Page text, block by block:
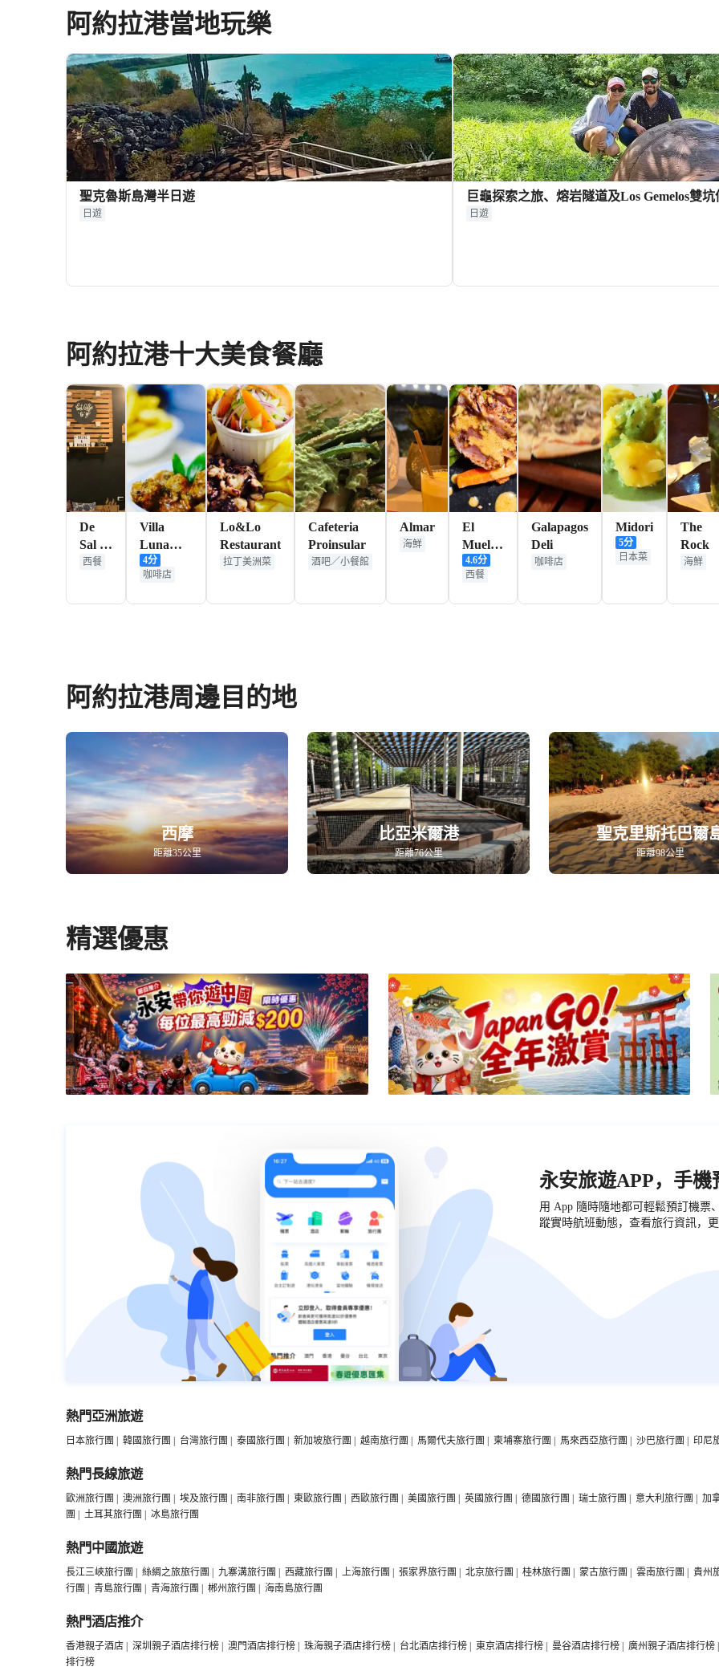
阿約拉港當地玩樂
聖克魯斯島灣半日遊
日遊
巨龜探索之旅、熔岩隧道及Los Gemelos雙坑
日遊
阿約拉港十大美食餐廳
De
Sal y
Dulce
西餐
Villa
Luna
Pub
Artesanal
4分
咖啡店
Lo&Lo
Restaurant
拉丁美洲菜
Cafeteria
Proinsular
酒吧／小餐館
Almar
海鮮
El
Muelle
de
Darwin
4.6分
西餐
Galapagos
Deli
咖啡店
Midori
5分
日本菜
The
Rock
海鮮
阿約拉港周邊目的地
西摩
距離35公里
比亞米爾港
距離76公里
聖克里斯托巴爾
距離98公里
精選優惠
永安旅遊APP，手
用 App 隨時隨地都可輕鬆預訂機票
蹤實時航班動態，查看旅行資訊，
熱門亞洲旅遊
日本旅行團 | 韓國旅行團 | 台灣旅行團 | 泰國旅行團 | 新加坡旅行團 | 越南旅行團 | 馬爾代夫旅行團 | 柬埔寨旅行團 | 馬來西亞旅行團 | 沙巴旅行團 | 印尼
熱門長線旅遊
歐洲旅行團 | 澳洲旅行團 | 埃及旅行團 | 南非旅行團 | 東歐旅行團 | 西歐旅行團 | 美國旅行團 | 英國旅行團 | 德國旅行團 | 瑞士旅行團 | 意大利旅行團 | 加
團 | 土耳其旅行團 | 冰島旅行團
熱門中國旅遊
長江三峽旅行團 | 絲綢之旅旅行團 | 九寨溝旅行團 | 西藏旅行團 | 上海旅行團 | 張家界旅行團 | 北京旅行團 | 桂林旅行團 | 蒙古旅行團 | 雲南旅行團 | 貴州
行團 | 青島旅行團 | 青海旅行團 | 郴州旅行團 | 海南島旅行團
熱門酒店推介
香港親子酒店 | 深圳親子酒店排行榜 | 澳門酒店排行榜 | 珠海親子酒店排行榜 | 台北酒店排行榜 | 東京酒店排行榜 | 曼谷酒店排行榜 | 廣州親子酒店排行榜
排行榜